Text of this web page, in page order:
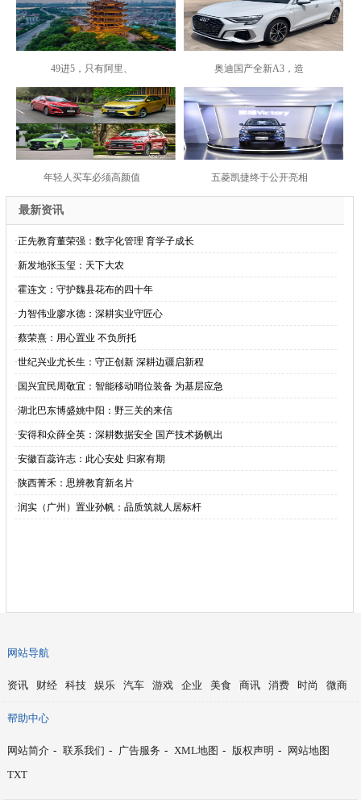
49进5，只有阿里、 奥迪国产全新A3，造
年轻人买车必须高颜值 五菱凯捷终于公开亮相
最新资讯
·正先教育董荣强：数字化管理 育学子成长
·新发地张玉玺：天下大农
·霍连文：守护魏县花布的四十年
·力智伟业廖水德：深耕实业守匠心
·蔡荣熹：用心置业 不负所托
·世纪兴业尤长生：守正创新 深耕边疆启新程
· 国兴宜民周敬宜：智能移动哨位装备 为基层应急
·湖北巴东博盛姚中阳：野三关的来信
·安得和众薛全英：深耕数据安全 国产技术扬帆出
·安徽百蕊许志：此心安处 归家有期
·陕西菁禾：思辨教育新名片
·润实（广州）置业孙帆：品质筑就人居标杆
网站导航
资讯 财经 科技 娱乐 汽车 游戏 企业 美食 商讯 消费 时尚 微商
帮助中心
网站简介 - 联系我们 - 广告服务 - XML地图 - 版权声明 -
网站地图
TXT